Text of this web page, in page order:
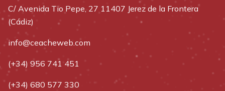
C/ Avenida Tio Pepe, 27 11407 Jerez de la Frontera
(Cádiz)
info@ceacheweb.com
(+34) 956 741 451
(+34) 680 577 330